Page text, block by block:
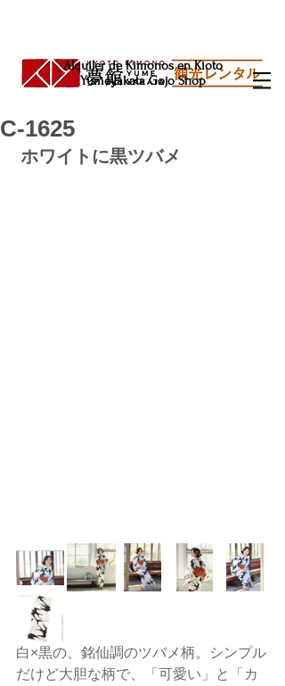
Alquiler de Kimonos en Kioto
Yumeyakata Gojo Shop
C-1625
ホワイトに黒ツバメ
白×黒の、銘仙調のツバメ柄。シンプル
だけど大胆な柄で、「可愛い」と「カ